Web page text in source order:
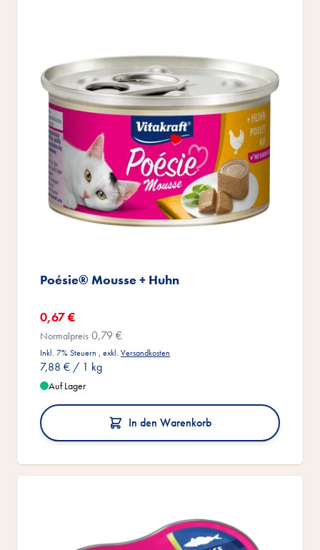
Poésie® Mousse + Huhn
Sonderangebot
0,67 €
Normalpreis 0,79 €
Inkl. 7% Steuern , exkl. Versandkosten
7,88 € / 1 kg
Auf Lager
In den Warenkorb